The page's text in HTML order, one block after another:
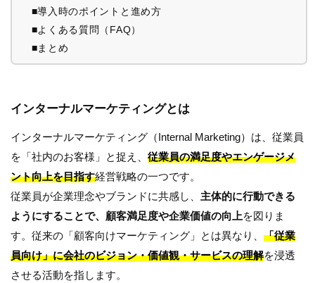
■導入時のポイントと進め方
■よくある質問（FAQ）
■まとめ
インターナルマーケティングとは
インターナルマーケティング（Internal Marketing）は、従業員
を「社内のお客様」と捉え、 従業員の満足度やエンゲージメ
ント向上を目指す経営戦略の一つです。
従業員が企業理念やブランドに共感し、 主体的に行動できる
ようにすることで、顧客満足度や企業価値の向上を図りま
す。従来の「顧客向けマーケティング」とは異なり、 「従業
員向け」に会社のビジョン・価値観・サービスの理解を浸透
させる活動を指します。